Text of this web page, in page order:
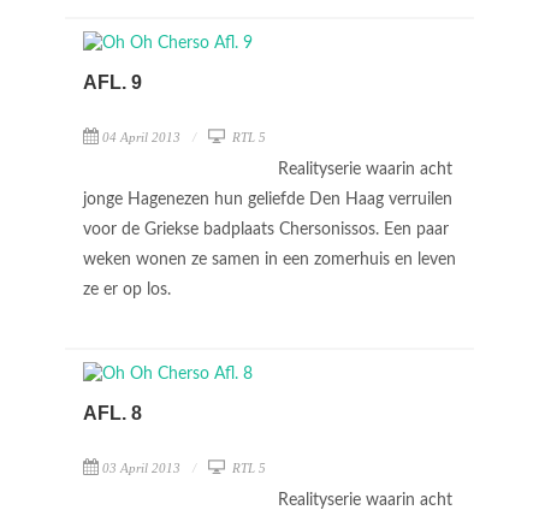
AFL. 9
04 April 2013 RTL 5
Realityserie waarin acht
jonge Hagenezen hun geliefde Den Haag verruilen
voor de Griekse badplaats Chersonissos. Een paar
weken wonen ze samen in een zomerhuis en leven
ze er op los.
AFL. 8
03 April 2013 RTL 5
Realityserie waarin acht